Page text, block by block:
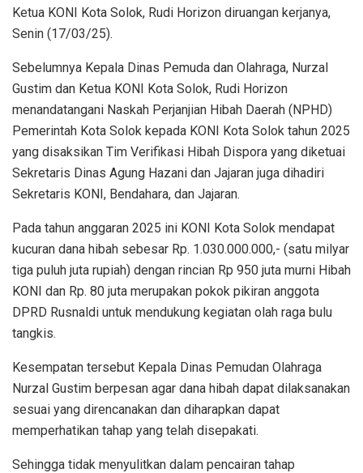
Ketua KONI Kota Solok, Rudi Horizon diruangan kerjanya,
Senin (17/03/25).
Sebelumnya Kepala Dinas Pemuda dan Olahraga, Nurzal
Gustim dan Ketua KONI Kota Solok, Rudi Horizon
menandatangani Naskah Perjanjian Hibah Daerah (NPHD)
Pemerintah Kota Solok kepada KONI Kota Solok tahun 2025
yang disaksikan Tim Verifikasi Hibah Dispora yang diketuai
Sekretaris Dinas Agung Hazani dan Jajaran juga dihadiri
Sekretaris KONI, Bendahara, dan Jajaran.
Pada tahun anggaran 2025 ini KONI Kota Solok mendapat
kucuran dana hibah sebesar Rp. 1.030.000.000,- (satu milyar
tiga puluh juta rupiah) dengan rincian Rp 950 juta murni Hibah
KONI dan Rp. 80 juta merupakan pokok pikiran anggota
DPRD Rusnaldi untuk mendukung kegiatan olah raga bulu
tangkis.
Kesempatan tersebut Kepala Dinas Pemudan Olahraga
Nurzal Gustim berpesan agar dana hibah dapat dilaksanakan
sesuai yang direncanakan dan diharapkan dapat
memperhatikan tahap yang telah disepakati.
Sehingga tidak menyulitkan dalam pencairan tahap